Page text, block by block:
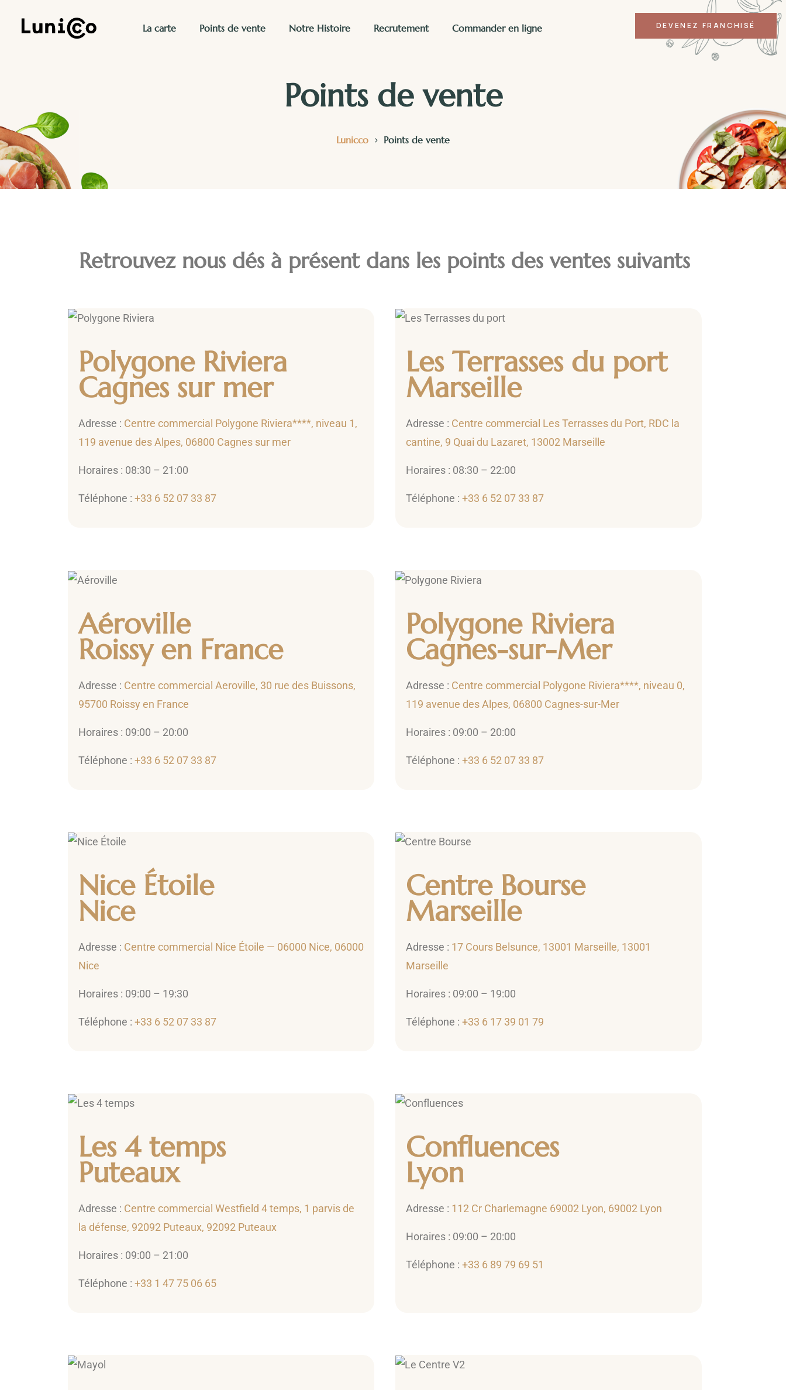
La carte Points de vente Notre Histoire Recrutement Commander en ligne DEVENEZ FRANCHISÉ
Points de vente
Lunicco > Points de vente
Retrouvez nous dés à présent dans les points des ventes suivants
Polygone Riviera
Cagnes sur mer
Adresse : Centre commercial Polygone Riviera****, niveau 1,
119 avenue des Alpes, 06800 Cagnes sur mer
Horaires : 08:30 – 21:00
Téléphone : +33 6 52 07 33 87
Les Terrasses du port
Marseille
Adresse : Centre commercial Les Terrasses du Port, RDC la
cantine, 9 Quai du Lazaret, 13002 Marseille
Horaires : 08:30 – 22:00
Téléphone : +33 6 52 07 33 87
Aéroville
Roissy en France
Adresse : Centre commercial Aeroville, 30 rue des Buissons,
95700 Roissy en France
Horaires : 09:00 – 20:00
Téléphone : +33 6 52 07 33 87
Polygone Riviera
Cagnes-sur-Mer
Adresse : Centre commercial Polygone Riviera****, niveau 0,
119 avenue des Alpes, 06800 Cagnes-sur-Mer
Horaires : 09:00 – 20:00
Téléphone : +33 6 52 07 33 87
Nice Étoile
Nice
Adresse : Centre commercial Nice Étoile — 06000 Nice, 06000
Nice
Horaires : 09:00 – 19:30
Téléphone : +33 6 52 07 33 87
Centre Bourse
Marseille
Adresse : 17 Cours Belsunce, 13001 Marseille, 13001
Marseille
Horaires : 09:00 – 19:00
Téléphone : +33 6 17 39 01 79
Les 4 temps
Puteaux
Adresse : Centre commercial Westfield 4 temps, 1 parvis de
la défense, 92092 Puteaux, 92092 Puteaux
Horaires : 09:00 – 21:00
Téléphone : +33 1 47 75 06 65
Confluences
Lyon
Adresse : 112 Cr Charlemagne 69002 Lyon, 69002 Lyon
Horaires : 09:00 – 20:00
Téléphone : +33 6 89 79 69 51